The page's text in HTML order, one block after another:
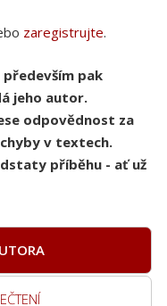
zaregistrujte.
pak
jeho autor.
odpovědnost za
v textech.
příběhu - ať už